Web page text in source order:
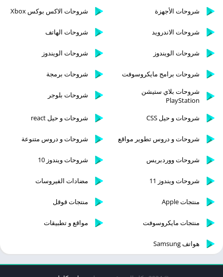
شروحات الأجهزة شروحات الاكس بوكس Xbox
شروحات الاندرويد شروحات الهاتف
شروحات الويندوز شروحات الويندوز
شروحات برامج مايكروسوفت
شروحات برمجة
شروحات بلاي ستيشن
PlayStation
شروحات بلوجر
شروحات و حيل CSS شروحات و حيل react
شروحات و دروس تطوير مواقع شروحات و دروس متنوعة
شروحات ووردبريس شروحات ويندوز 10
شروحات ويندوز 11 مضادات الفيروسات
منتجات Apple منتجات قوقل
منتجات مايكروسوفت مواقع و تطبيقات
هواتف Samsung